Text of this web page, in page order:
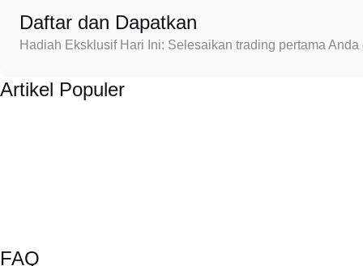
Daftar dan Dapatkan
Hadiah Eksklusif Hari Ini: Selesaikan trading pertama
Artikel Populer
FAQ